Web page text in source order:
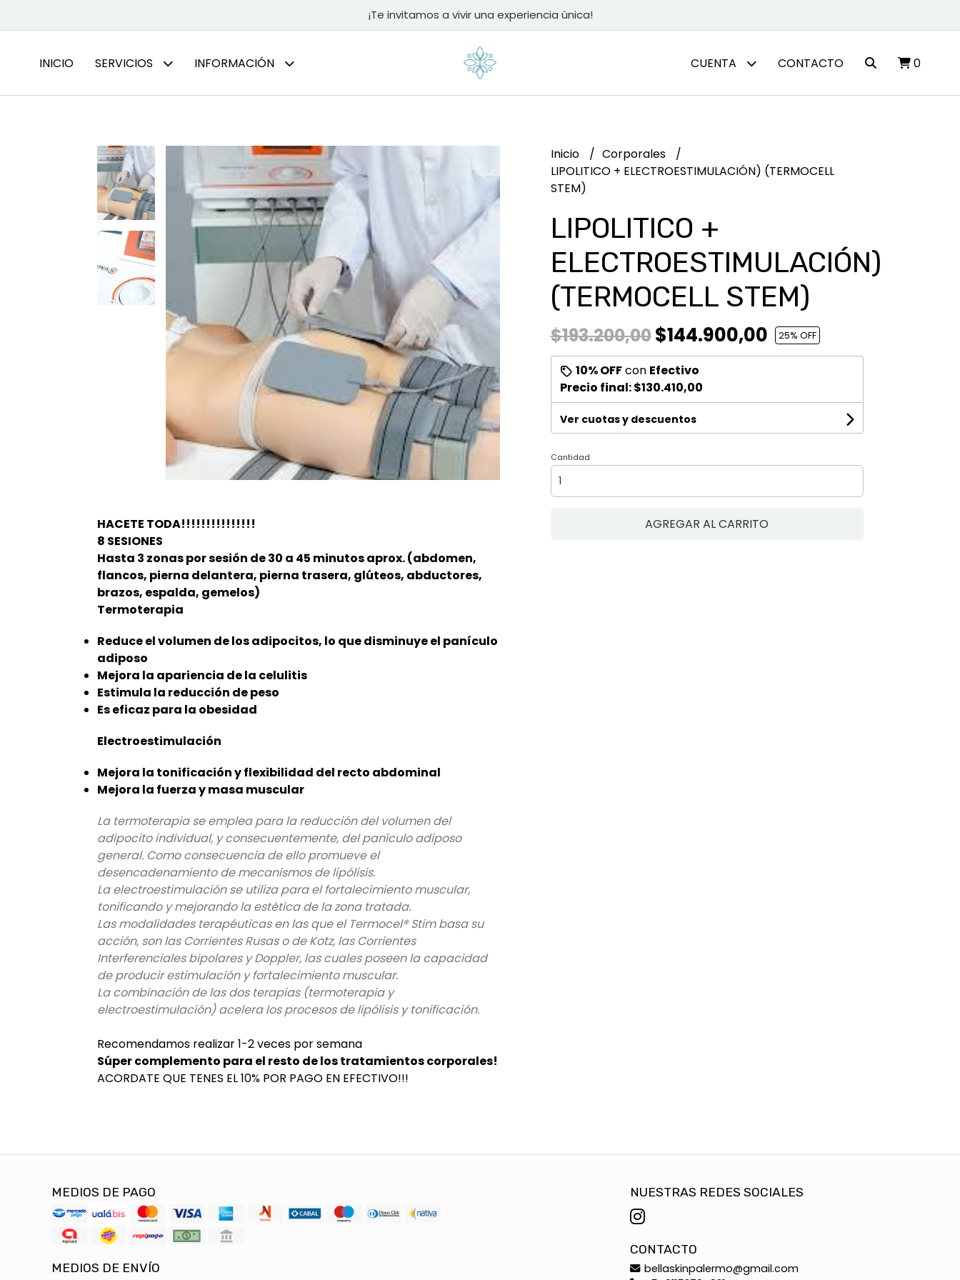
¡Te invitamos a vivir una experiencia única!
INICIO SERVICIOS INFORMACIÓN CUENTA CONTACTO 0
HACETE TODA!!!!!!!!!!!!!!!
8 SESIONES
Hasta 3 zonas por sesión de 30 a 45 minutos aprox. (abdomen,
flancos, pierna delantera, pierna trasera, glúteos, abductores,
brazos, espalda, gemelos)
Termoterapia
Reduce el volumen de los adipocitos, lo que disminuye el panículo
adiposo
Mejora la apariencia de la celulitis
Estimula la reducción de peso
Es eficaz para la obesidad
Electroestimulación
Mejora la tonificación y flexibilidad del recto abdominal
Mejora la fuerza y masa muscular
La termoterapia se emplea para la reducción del volumen del
adipocito individual, y consecuentemente, del panículo adiposo
general. Como consecuencia de ello promueve el
desencadenamiento de mecanismos de lipólisis.
La electroestimulación se utiliza para el fortalecimiento muscular,
tonificando y mejorando la estética de la zona tratada.
Las modalidades terapéuticas en las que el Termocel® Stim basa su
acción, son las Corrientes Rusas o de Kotz, las Corrientes
Interferenciales bipolares y Doppler, las cuales poseen la capacidad
de producir estimulación y fortalecimiento muscular.
La combinación de las dos terapias (termoterapia y
electroestimulación) acelera los procesos de lipólisis y tonificación.
Recomendamos realizar 1-2 veces por semana
Súper complemento para el resto de los tratamientos corporales!
ACORDATE QUE TENES EL 10% POR PAGO EN EFECTIVO!!!
Inicio
Corporales
LIPOLITICO + ELECTROESTIMULACIÓN) (TERMOCELL
STEM)
LIPOLITICO +
ELECTROESTIMULACIÓN)
(TERMOCELL STEM)
$193.200,00$144.900,00 25% OFF
10% OFFcon Efectivo
Precio final:$130.410,00
Ver cuotas y descuentos
Cantidad
AGREGAR AL CARRITO
MEDIOS DE PAGO
MEDIOS DE ENVÍO
NUESTRAS REDES SOCIALES
CONTACTO
bellaskinpalermo@gmail.com